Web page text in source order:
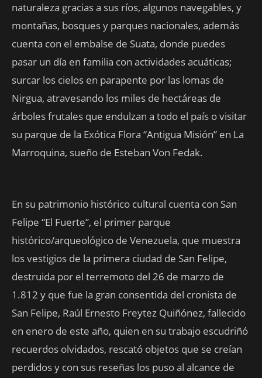
naturaleza gracias a sus ríos, algunos navegables, y
montañas, bosques y parques nacionales, además
cuenta con el embalse de Suata, donde puedes
pasar un día en familia con actividades acuáticas;
surcar los cielos en parapente por las lomas de
Nirgua, atravesando los miles de hectáreas de
árboles frutales que endulzan a todo el país o visitar
su parque de la Exótica Flora “Antigua Misión” en La
Marroquina, sueño de Esteban Von Fedak.
En su patrimonio histórico cultural cuenta con San
Felipe “El Fuerte”, el primer parque
histórico/arqueológico de Venezuela, que muestra
los vestigios de la primera ciudad de San Felipe,
destruida por el terremoto del 26 de marzo de
1.812 y que fue la gran consentida del cronista de
San Felipe, Raúl Ernesto Freytez Quiñónez, fallecido
en enero de este año, quien en su trabajo escudriñó
recuerdos olvidados, rescató objetos que se creían
perdidos y con sus reseñas los puso al alcance de